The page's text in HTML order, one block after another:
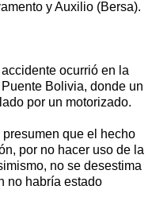
y Auxilio (Bersa).
ocurrió en la
Bolivia, donde un
por un motorizado.
que el hecho
por no hacer uso de la
no se desestima
no habría estado